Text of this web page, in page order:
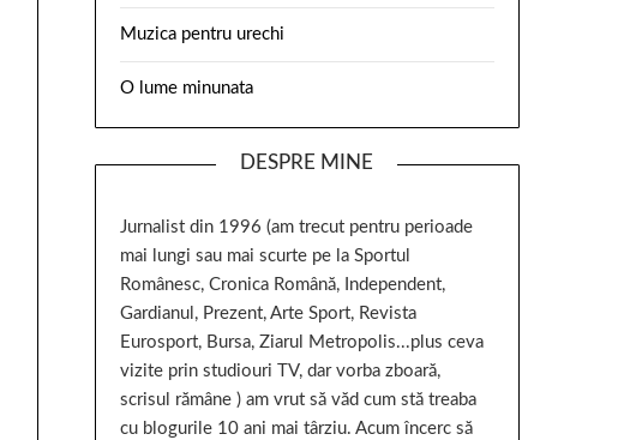
Muzica pentru urechi
O lume minunata
DESPRE MINE
Jurnalist din 1996 (am trecut pentru perioade
mai lungi sau mai scurte pe la Sportul
Românesc, Cronica Română, Independent,
Gardianul, Prezent, Arte Sport, Revista
Eurosport, Bursa, Ziarul Metropolis...plus ceva
vizite prin studiouri TV, dar vorba zboară,
scrisul rămâne ) am vrut să văd cum stă treaba
cu blogurile 10 ani mai târziu. Acum încerc să